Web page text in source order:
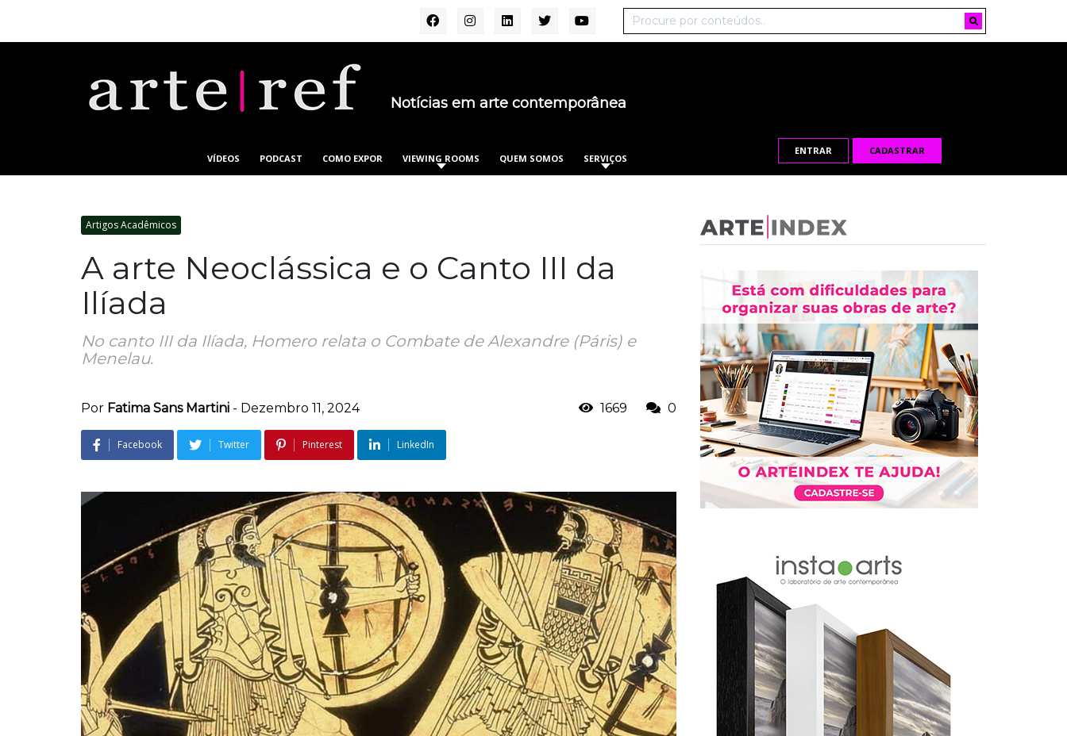
Notícias em arte contemporânea
VÍDEOS PODCAST COMO EXPOR VIEWING ROOMS QUEM SOMOS SERVIÇOS
ENTRAR CADASTRAR
Artigos Acadêmicos
A arte Neoclássica e o Canto III da
Ilíada
No canto III da Ilíada, Homero relata o Combate de Alexandre (Páris) e
Menelau.
Por Fatima Sans Martini - Dezembro 11, 2024 1669 0
Facebook Twitter Pinterest LinkedIn